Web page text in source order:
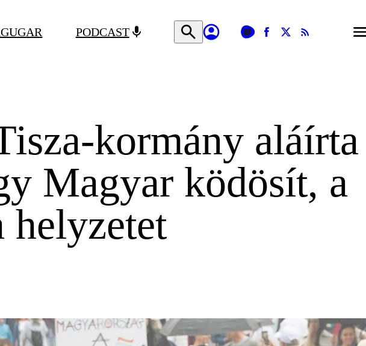
PODCAST
kormány
Magyar ködösít, a
helyzetet